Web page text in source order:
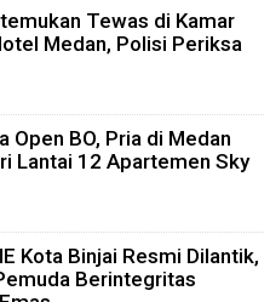
Tewas di Kamar
Medan, Polisi Periksa
Open BO, Pria di Medan
Lantai 12 Apartemen Sky
Kota Binjai Resmi Dilantik,
Berintegritas